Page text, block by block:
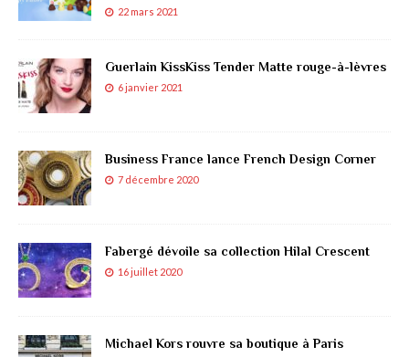
22 mars 2021
Guerlain KissKiss Tender Matte rouge-à-lèvres
6 janvier 2021
Business France lance French Design Corner
7 décembre 2020
Fabergé dévoile sa collection Hilal Crescent
16 juillet 2020
Michael Kors rouvre sa boutique à Paris